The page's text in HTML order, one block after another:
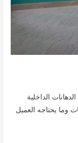
الداخلية
وما يحتاجه العميل